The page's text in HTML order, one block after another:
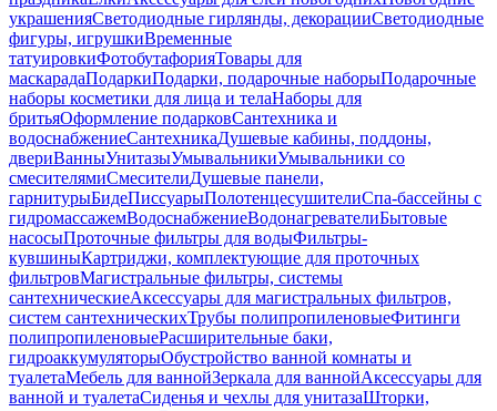
украшенияСветодиодные гирлянды, декорацииСветодиодные
фигуры, игрушкиВременные
татуировкиФотобутафорияТовары для
маскарадаПодаркиПодарки, подарочные наборыПодарочные
наборы косметики для лица и телаНаборы для
бритьяОформление подарковСантехника и
водоснабжениеСантехникаДушевые кабины, поддоны,
двериВанныУнитазыУмывальникиУмывальники со
смесителямиСмесителиДушевые панели,
гарнитурыБидеПиссуарыПолотенцесушителиСпа-бассейны с
гидромассажемВодоснабжениеВодонагревателиБытовые
насосыПроточные фильтры для водыФильтры-
кувшиныКартриджи, комплектующие для проточных
фильтровМагистральные фильтры, системы
сантехническиеАксессуары для магистральных фильтров,
систем сантехническихТрубы полипропиленовыеФитинги
полипропиленовыеРасширительные баки,
гидроаккумуляторыОбустройство ванной комнаты и
туалетаМебель для ваннойЗеркала для ваннойАксессуары для
ванной и туалетаСиденья и чехлы для унитазаШторки,